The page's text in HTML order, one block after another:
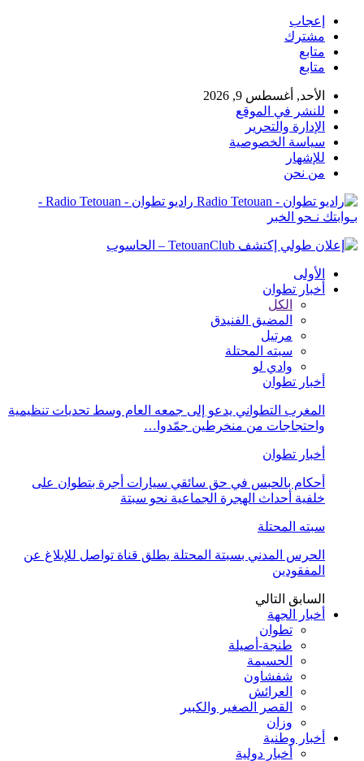
إعجاب
مشترك
متابع
متابع
الأحد, أغسطس 9, 2026
للنشر في الموقع
الإدارة والتحرير
سياسة الخصوصية
للإشهار
من نحن
راديو تطوان - Radio Tetouan -
بـوابتك نـحو الخبر
الأولى
أخبار تطوان
الكل
المضيق الفنيدق
مرتيل
سبته المحتلة
وادي لو
أخبار تطوان
المغرب التطواني يدعو إلى جمعه العام وسط تحديات تنظيمية
واحتجاجات من منخرطين جمّدوا…
أخبار تطوان
أحكام بالحبس في حق سائقي سيارات أجرة بتطوان على
خلفية أحداث الهجرة الجماعية نحو سبتة
سبته المحتلة
الحرس المدني بسبتة المحتلة يطلق قناة تواصل للإبلاغ عن
المفقودين
السابق التالي
أخبار الجهة
تطوان
طنجة-أصيلة
الحسيمة
شفشاون
العرائش
القصر الصغير والكبير
وزان
أخبار وطنية
أخبار دولية